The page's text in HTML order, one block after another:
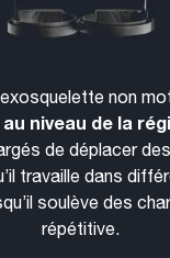
non
niveau de la
de déplacer
travaille dans
soulève des
répétitive.